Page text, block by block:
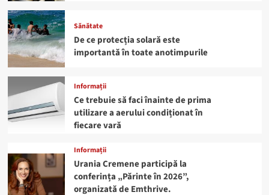
Sănătate
De ce protecția solară este
importantă în toate anotimpurile
Informații
Ce trebuie să faci înainte de prima
utilizare a aerului condiționat în
fiecare vară
Informații
Urania Cremene participă la
conferința „Părinte în 2026”,
organizată de Emthrive.